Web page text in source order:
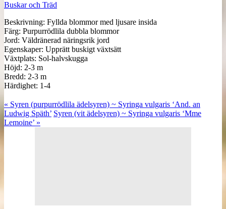
Buskar och Träd
Beskrivning: Fyllda blommor med ljusare insida
Färg: Purpurrödlila dubbla blommor
Jord: Väldränerad näringsrik jord
Egenskaper: Upprätt buskigt växtsätt
Växtplats: Sol-halvskugga
Höjd: 2-3 m
Bredd: 2-3 m
Härdighet: 1-4
« Syren (purpurrödlila ädelsyren) ~ Syringa vulgaris ‘And. an
Ludwig Späth’ Syren (vit ädelsyren) ~ Syringa vulgaris ‘Mme
Lemoine’ »